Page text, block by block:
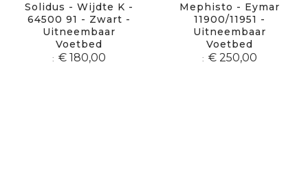
Solidus - Wijdte K -
64500 91 - Zwart -
Uitneembaar
Voetbed
€ 180,00
Mephisto - Eymar
11900/11951 -
Uitneembaar
Voetbed
€ 250,00